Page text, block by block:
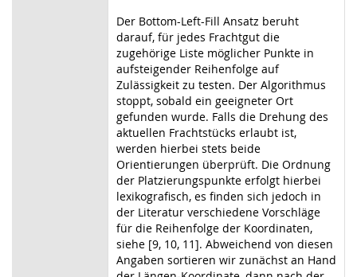
Der Bottom-Left-Fill Ansatz beruht
darauf, für jedes Frachtgut die
zugehörige Liste möglicher Punkte in
aufsteigender Reihenfolge auf
Zulässigkeit zu testen. Der Algorithmus
stoppt, sobald ein geeigneter Ort
gefunden wurde. Falls die Drehung des
aktuellen Frachtstücks erlaubt ist,
werden hierbei stets beide
Orientierungen überprüft. Die Ordnung
der Platzierungspunkte erfolgt hierbei
lexikografisch, es finden sich jedoch in
der Literatur verschiedene Vorschläge
für die Reihenfolge der Koordinaten,
siehe [9, 10, 11]. Abweichend von diesen
Angaben sortieren wir zunächst an Hand